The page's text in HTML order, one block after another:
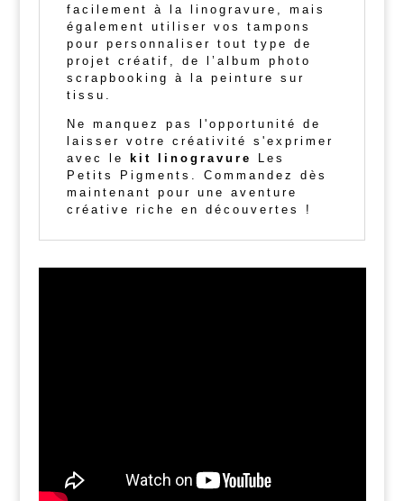
facilement à la linogravure, mais
également utiliser vos tampons
pour personnaliser tout type de
projet créatif, de l’album photo
scrapbooking à la peinture sur
tissu.
Ne manquez pas l'opportunité de
laisser votre créativité s'exprimer
avec le
kit linogravure
Les
Petits Pigments. Commandez dès
maintenant pour une aventure
créative riche en découvertes !